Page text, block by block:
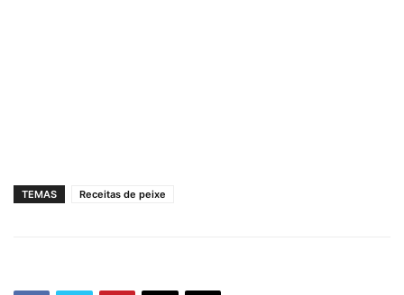
TEMAS Receitas de peixe